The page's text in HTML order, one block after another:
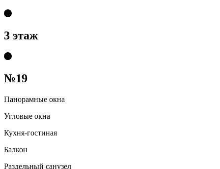
3 этаж
№19
Панорамные окна
Угловые окна
Кухня-гостиная
Балкон
Раздельный санузел